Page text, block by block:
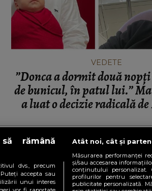
VEDETE
”Donca a dormit două
de bunicul, în patul lui.”
a luat o decizie radicală de
cele veșnice
ei,
HOROSCOP
Ce oraș ar trebui să
urnătoarea vacanță, în
COOKING
rămână
dvs., precum
accepta sau
unui interes
Atât noi, cât și
Măsurarea performanței
și/sau accesarea
conținutului
profilurilor pentru
publicitate personalizată.